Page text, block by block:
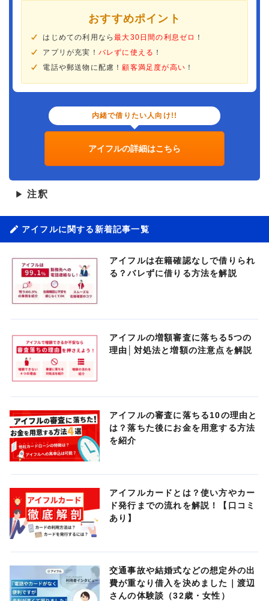
おすすめポイント
はじめての利用なら最大30日間の利息ゼロ ！
アプリが充実！ バレずに使える ！
電話や郵送物に配慮！ 顧客満足度が高い ！
内緒で借りたい人向け!!
アイフルの詳細はこちら
▶ 注釈
アイフルに関する新着記事一覧
アイフルは在籍確認なしで借りられ
る？バレずに借りる方法を解説
アイフルの増額審査に落ちる5つの
理由│対処法と増額の注意点を解説
アイフルの審査に落ちる10の理由と
は？落ちた後にお金を用意する方法
を紹介
アイフルカードとは？使い方やカー
ド発行までの流れを解説！【口コミ
あり】
交通事故や結婚式などの想定外の出
費が重なり借入を決めました｜渡辺
さんの体験談（32歳・女性）